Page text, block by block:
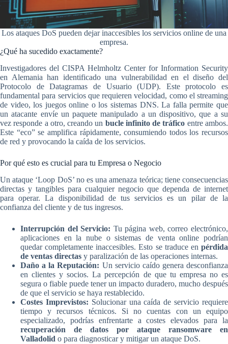
Los ataques DoS pueden dejar inaccesibles los servicios online de una
empresa.
¿Qué ha sucedido exactamente?
Investigadores del CISPA Helmholtz Center for Information Security
en Alemania han identificado una vulnerabilidad en el diseño del
Protocolo de Datagramas de Usuario (UDP). Este protocolo es
fundamental para servicios que requieren velocidad, como el streaming
de video, los juegos online o los sistemas DNS. La falla permite que
un atacante envíe un paquete manipulado a un dispositivo, que a su
vez responde a otro, creando un bucle infinito de tráfico entre ambos.
Este “eco” se amplifica rápidamente, consumiendo todos los recursos
de red y provocando la caída de los servicios.
Por qué esto es crucial para tu Empresa o Negocio
Un ataque ‘Loop DoS’ no es una amenaza teórica; tiene consecuencias
directas y tangibles para cualquier negocio que dependa de internet
para operar. La disponibilidad de tus servicios es un pilar de la
confianza del cliente y de tus ingresos.
Interrupción del Servicio: Tu página web, correo electrónico,
aplicaciones en la nube o sistemas de venta online podrían
quedar completamente inaccesibles. Esto se traduce en pérdida
de ventas directas y paralización de las operaciones internas.
Daño a la Reputación: Un servicio caído genera desconfianza
en clientes y socios. La percepción de que tu empresa no es
segura o fiable puede tener un impacto duradero, mucho después
de que el servicio se haya restablecido.
Costes Imprevistos: Solucionar una caída de servicio requiere
tiempo y recursos técnicos. Si no cuentas con un equipo
especializado, podrías enfrentarte a costes elevados para la
recuperación de datos por ataque ransomware en
Valladolid o para diagnosticar y mitigar un ataque DoS.